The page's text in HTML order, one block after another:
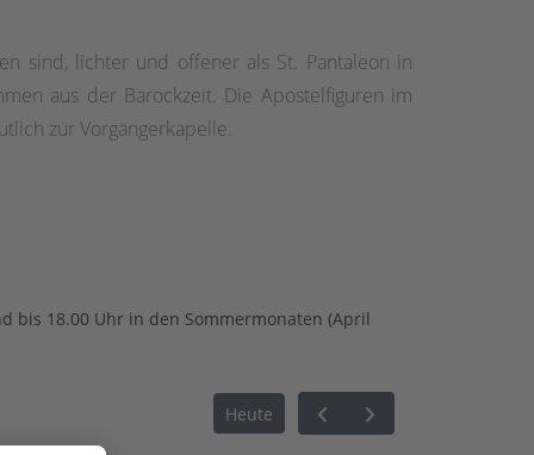
sind, lichter und offener als St. Pantaleon in
aus der Barockzeit. Die Apostelfiguren im
zur Vorgängerkapelle.
bis 18.00 Uhr in den Sommermonaten (April
Heute